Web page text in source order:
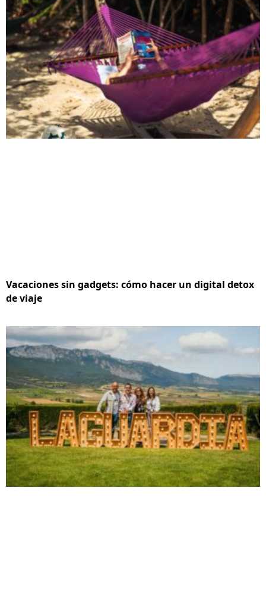
Vacaciones sin gadgets: cómo hacer un digital detox
de viaje